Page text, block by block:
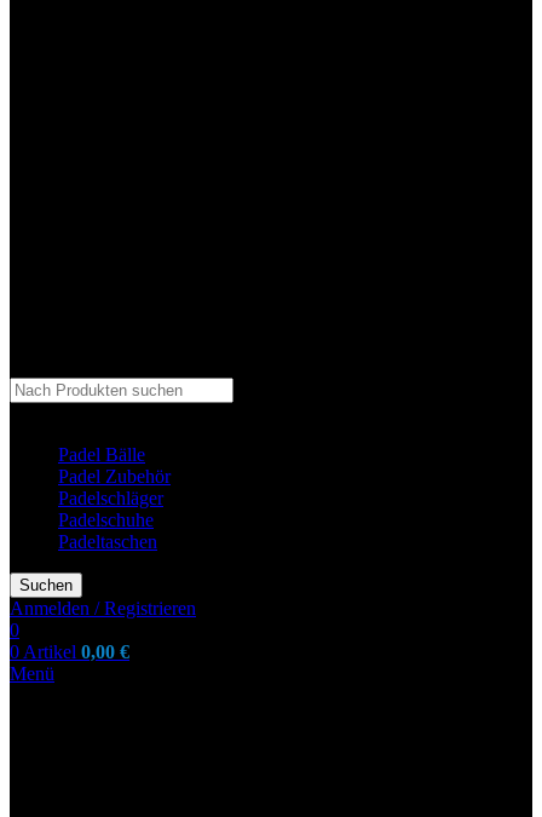
Padel Bälle
Padel Zubehör
Padelschläger
Padelschuhe
Padeltaschen
Suchen
Anmelden / Registrieren
0
0 Artikel 0,00 €
Menü